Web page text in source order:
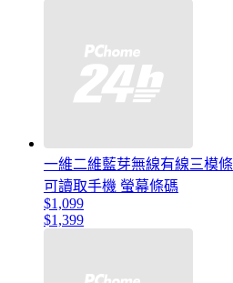
一維二維藍芽無線有線三模
可讀取手機 螢幕條碼
$1,099
$1,399